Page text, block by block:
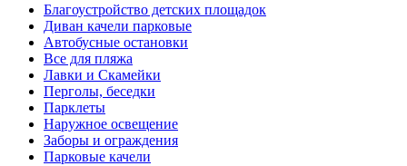
Благоустройство детских площадок
Диван качели парковые
Автобусные остановки
Все для пляжа
Лавки и Скамейки
Перголы, беседки
Парклеты
Наружное освещение
Заборы и ограждения
Парковые качели